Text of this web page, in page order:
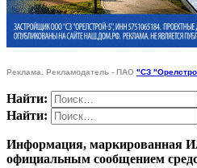
Реклама. Рекламодатель - ПАО "СЗ
Найти:
Найти:
Информация, маркированная
официальным сообщением